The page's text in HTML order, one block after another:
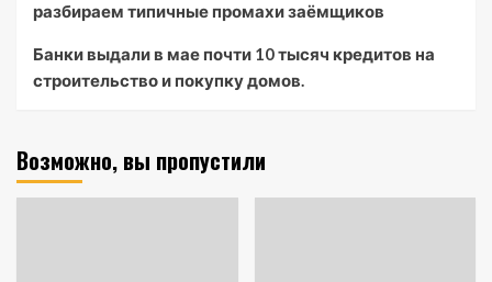
разбираем типичные промахи заёмщиков
Банки выдали в мае почти 10 тысяч кредитов на
строительство и покупку домов.
Возможно, вы пропустили